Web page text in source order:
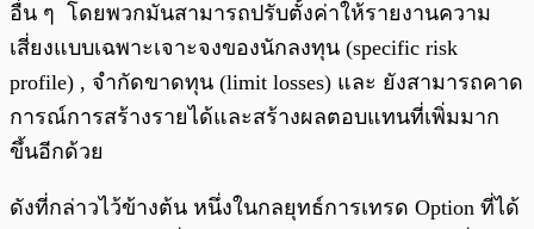
อื่น ๆ โดยพวกมันสามารถปรับตั้งค่าให้รายงานความ
เสี่ยงแบบเฉพาะเจาะจงของนักลงทุน (specific risk
profile) , จำกัดขาดทุน (limit losses) และ ยังสามารถคาด
การณ์การสร้างรายได้และสร้างผลตอบแทนที่เพิ่มมาก
ขึ้นอีกด้วย
ดังที่กล่าวไว้ข้างต้น หนึ่งในกลยุทธ์การเทรด Option ที่ได้